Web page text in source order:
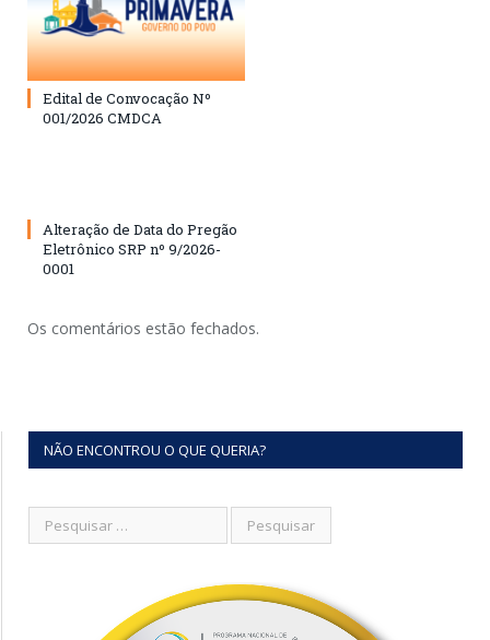
Edital de Convocação Nº
001/2026 CMDCA
Alteração de Data do Pregão
Eletrônico SRP nº 9/2026-
0001
Os comentários estão fechados.
NÃO ENCONTROU O QUE QUERIA?